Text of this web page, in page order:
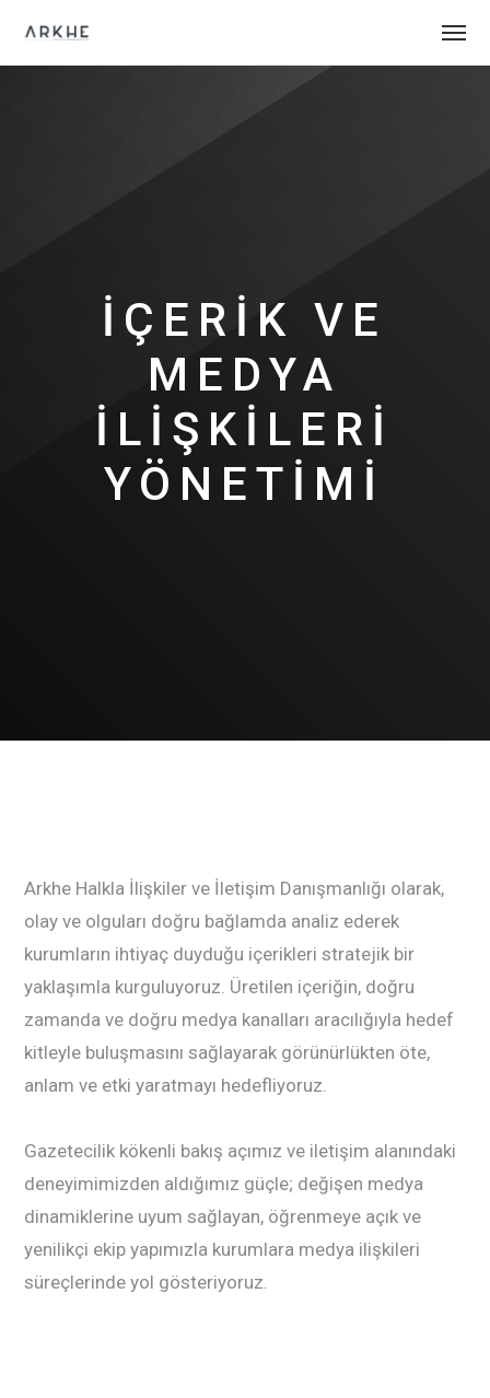
İÇERİK VE
MEDYA
İLİŞKİLERİ
YÖNETİMİ
Arkhe Halkla İlişkiler ve İletişim Danışmanlığı olarak,
olay ve olguları doğru bağlamda analiz ederek
kurumların ihtiyaç duyduğu içerikleri stratejik bir
yaklaşımla kurguluyoruz. Üretilen içeriğin, doğru
zamanda ve doğru medya kanalları aracılığıyla hedef
kitleyle buluşmasını sağlayarak görünürlükten öte,
anlam ve etki yaratmayı hedefliyoruz.
Gazetecilik kökenli bakış açımız ve iletişim alanındaki
deneyimimizden aldığımız güçle; değişen medya
dinamiklerine uyum sağlayan, öğrenmeye açık ve
yenilikçi ekip yapımızla kurumlara medya ilişkileri
süreçlerinde yol gösteriyoruz.